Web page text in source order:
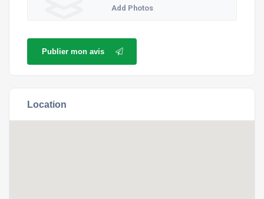
Add Photos
Publier mon avis
Location